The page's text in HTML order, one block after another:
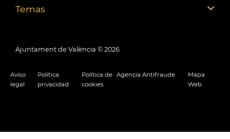
Temas
Ajuntament de València © 2026
Aviso
legal
Política
privacidad
Política de
cookies
Agencia Antifraude
Mapa
Web